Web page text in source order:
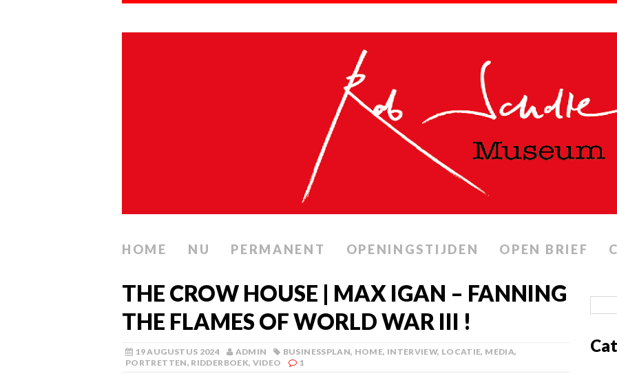
HOME NU PERMANENT OPENINGSTIJDEN OPEN BRIEF
THE CROW HOUSE | MAX IGAN – FANNING
THE FLAMES OF WORLD WAR III !
19 AUGUSTUS 2024 ADMIN BUSINESSPLAN, HOME, INTERVIEW, LOCATIE, MEDIA,
PORTRETTEN, RIDDERBOEK, VIDEO 1